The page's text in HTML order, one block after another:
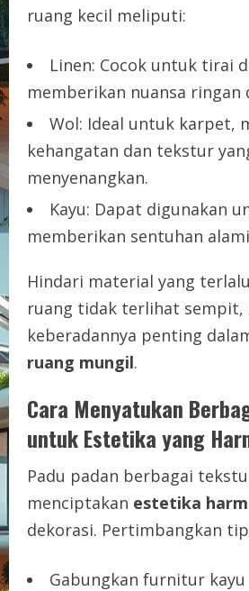
ruang kecil meliputi:
Linen: Cocok untuk tirai
memberikan nuansa ringan
Wol: Ideal untuk karpet,
kehangatan dan tekstur
menyenangkan.
Kayu: Dapat digunakan
memberikan sentuhan
Hindari material yang
ruang tidak terlihat sempit,
keberadannya penting
ruang mungil.
Cara Menyatukan
untuk Estetika yang
Padu padan berbagai
menciptakan estetika
dekorasi. Pertimbangkan
Gabungkan furnitur kayu